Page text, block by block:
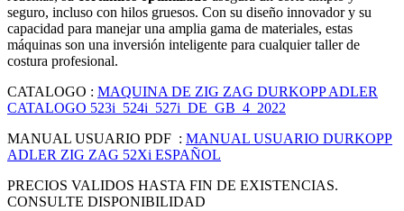
seguro, incluso con hilos gruesos. Con su diseño innovador y su
capacidad para manejar una amplia gama de materiales, estas
máquinas son una inversión inteligente para cualquier taller de
costura profesional.
CATALOGO : MAQUINA DE ZIG ZAG DURKOPP ADLER
CATALOGO 523i_524i_527i_DE_GB_4_2022
MANUAL USUARIO PDF : MANUAL USUARIO DURKOPP
ADLER ZIG ZAG 52Xi ESPAÑOL
PRECIOS VALIDOS HASTA FIN DE EXISTENCIAS.
CONSULTE DISPONIBILIDAD